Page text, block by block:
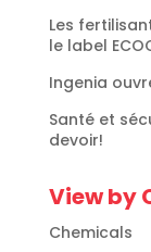
Les
le label
Ingenia
Santé et
devoir!
View by
Chemicals